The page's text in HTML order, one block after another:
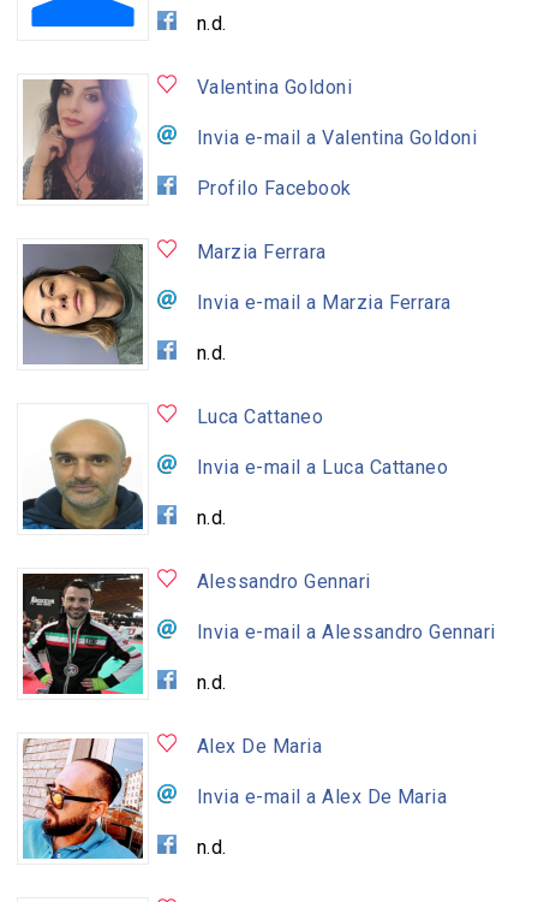
n.d.
Valentina Goldoni
Invia e-mail a Valentina Goldoni
Profilo Facebook
Marzia Ferrara
Invia e-mail a Marzia Ferrara
n.d.
Luca Cattaneo
Invia e-mail a Luca Cattaneo
n.d.
Alessandro Gennari
Invia e-mail a Alessandro Gennari
n.d.
Alex De Maria
Invia e-mail a Alex De Maria
n.d.